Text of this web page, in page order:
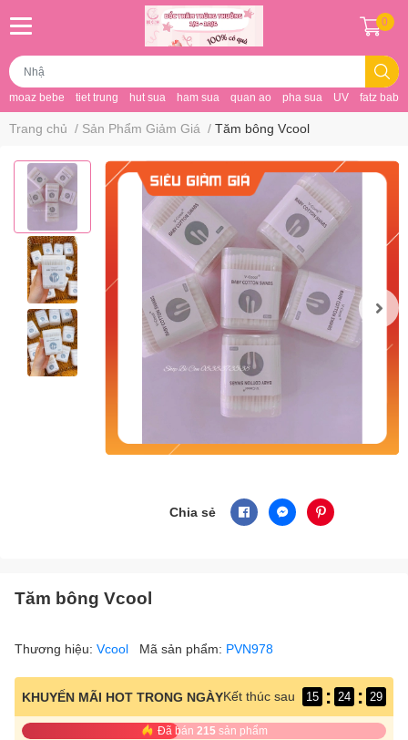
moaz bebe tiet trung hut sua ham sua quan ao pha sua UV fatz baby
0
Trang chủ / Sản Phẩm Giảm Giá / Tăm bông Vcool
Chia sẻ
Tăm bông Vcool
Thương hiệu: Vcool Mã sản phẩm: PVN978
KHUYẾN MÃI HOT TRONG NGÀYKết thúc sau 15 : 24 : 29
Đã bán 215 sản phẩm